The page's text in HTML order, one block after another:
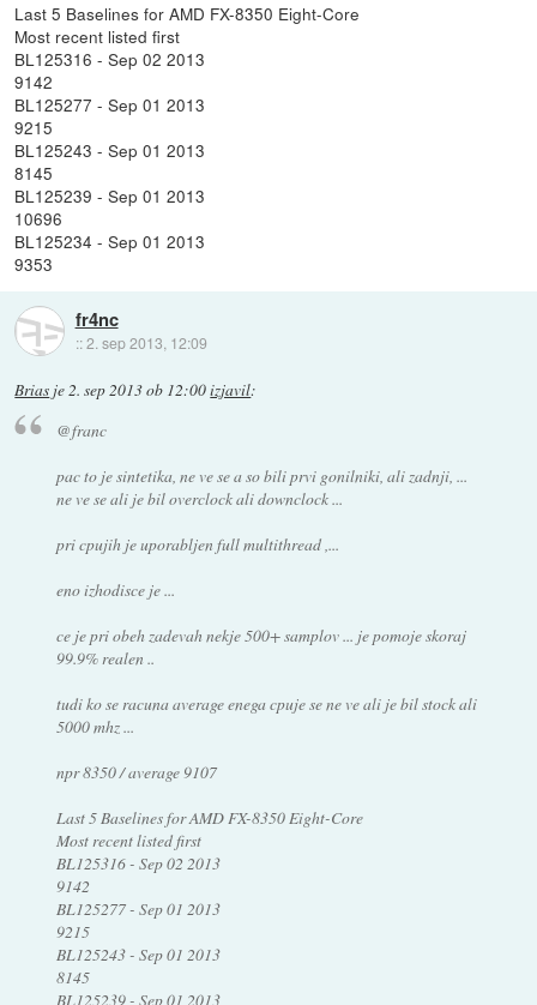
Last 5 Baselines for AMD FX-8350 Eight-Core
Most recent listed first
BL125316 - Sep 02 2013
9142
BL125277 - Sep 01 2013
9215
BL125243 - Sep 01 2013
8145
BL125239 - Sep 01 2013
10696
BL125234 - Sep 01 2013
9353
fr4nc
::2. sep 2013, 12:09
Brias je2. sep 2013 ob 12:00izjavil:
@franc
pac to je sintetika, ne ve se a so bili prvi gonilniki, ali zadnji, ...
ne ve se ali je bil overclock ali downclock ...
pri cpujih je uporabljen full multithread ,...
eno izhodisce je ...
ce je pri obeh zadevah nekje 500+ samplov ... je pomoje skoraj
99.9% realen ..
tudi ko se racuna average enega cpuje se ne ve ali je bil stock ali
5000 mhz ...
npr 8350 / average 9107
Last 5 Baselines for AMD FX-8350 Eight-Core
Most recent listed first
BL125316 - Sep 02 2013
9142
BL125277 - Sep 01 2013
9215
BL125243 - Sep 01 2013
8145
BL125239 - Sep 01 2013